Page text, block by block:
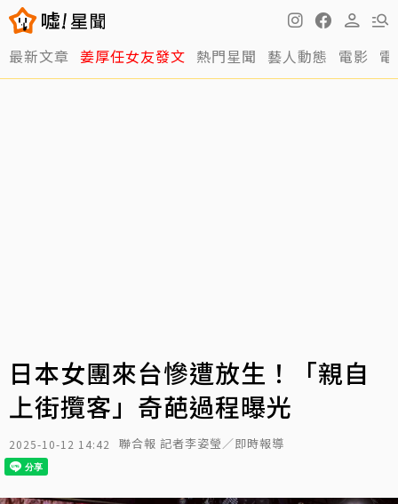
最新文章 姜厚任女友發文 熱門星聞 藝人動態 電影
日本女團來台慘遭放生！「親自
上街攬客」奇葩過程曝光
2025-10-12 14:42 聯合報 記者李姿瑩／即時報導